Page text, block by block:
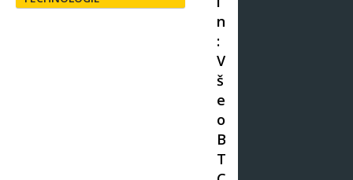
n
:
V
š
e
o
B
T